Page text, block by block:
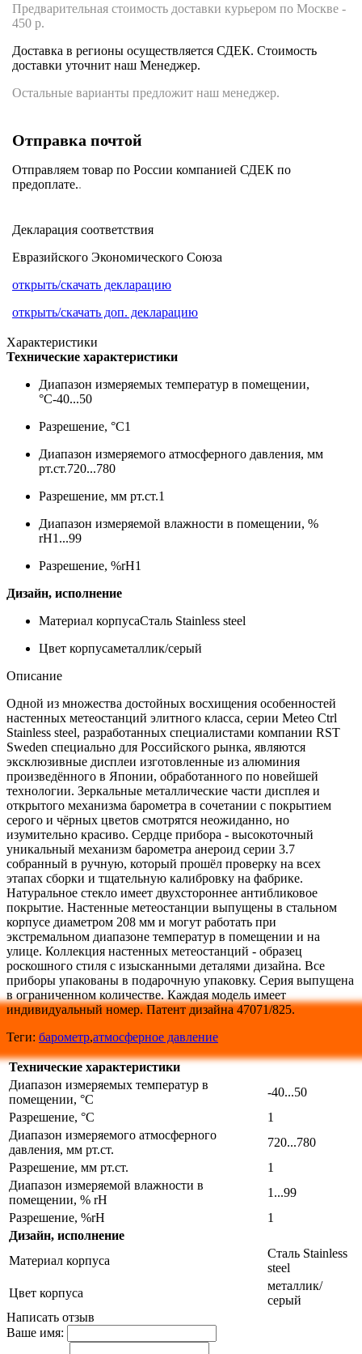
Предварительная стоимость доставки курьером по Москве -
450 р.
Доставка в регионы осуществляется СДЕК. Стоимость
доставки уточнит наш Менеджер.
Остальные варианты предложит наш менеджер.
Отправка почтой
Отправляем товар по России компанией СДЕК по
предоплате..
Декларация соответствия
Евразийского Экономического Союза
открыть/скачать декларацию
открыть/скачать доп. декларацию
Характеристики
Технические характеристики
Диапазон измеряемых температур в помещении,
°С-40...50
Разрешение, °С1
Диапазон измеряемого атмосферного давления, мм
рт.ст.720...780
Разрешение, мм рт.ст.1
Диапазон измеряемой влажности в помещении, %
rH1...99
Разрешение, %rH1
Дизайн, исполнение
Материал корпусаСталь Stainless steel
Цвет корпусаметаллик/серый
Описание
Одной из множества достойных восхищения особенностей
настенных метеостанций элитного класса, серии Meteo Ctrl
Stainless steel, разработанных специалистами компании RST
Sweden специально для Российского рынка, являются
эксклюзивные дисплеи изготовленные из алюминия
произведённого в Японии, обработанного по новейшей
технологии. Зеркальные металлические части дисплея и
открытого механизма барометра в сочетании с покрытием
серого и чёрных цветов смотрятся неожиданно, но
изумительно красиво. Сердце прибора - высокоточный
уникальный механизм барометра анероид серии 3.7
собранный в ручную, который прошёл проверку на всех
этапах сборки и тщательную калибровку на фабрике.
Натуральное стекло имеет двухстороннее антибликовое
покрытие. Настенные метеостанции выпущены в стальном
корпусе диаметром 208 мм и могут работать при
экстремальном диапазоне температур в помещении и на
улице. Коллекция настенных метеостанций - образец
роскошного стиля с изысканными деталями дизайна. Все
приборы упакованы в подарочную упаковку. Серия выпущена
в ограниченном количестве. Каждая модель имеет
индивидуальный номер. Патент дизайна 47071/825.
Теги: барометр,атмосферное давление
Технические характеристики
Диапазон измеряемых температур в
помещении, °С
-40...50
Разрешение, °С
1
Диапазон измеряемого атмосферного
давления, мм рт.ст.
720...780
Разрешение, мм рт.ст.
1
Диапазон измеряемой влажности в
помещении, % rH
1...99
Разрешение, %rH
1
Дизайн, исполнение
Материал корпуса
Сталь Stainless
steel
Цвет корпуса
металлик/
серый
Написать отзыв
Ваше имя: